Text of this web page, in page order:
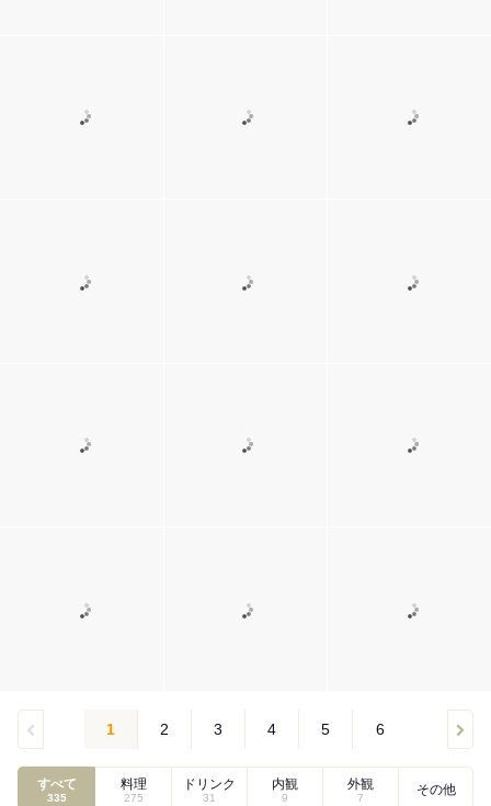
1 2 3 4 5 6
すべて
335
料理
275
ドリンク
31
内観
9
外観
7
その他